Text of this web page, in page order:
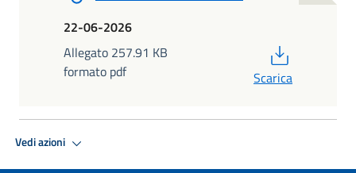
22-06-2026
Allegato 257.91 KB
formato pdf
Scarica
Vedi azioni